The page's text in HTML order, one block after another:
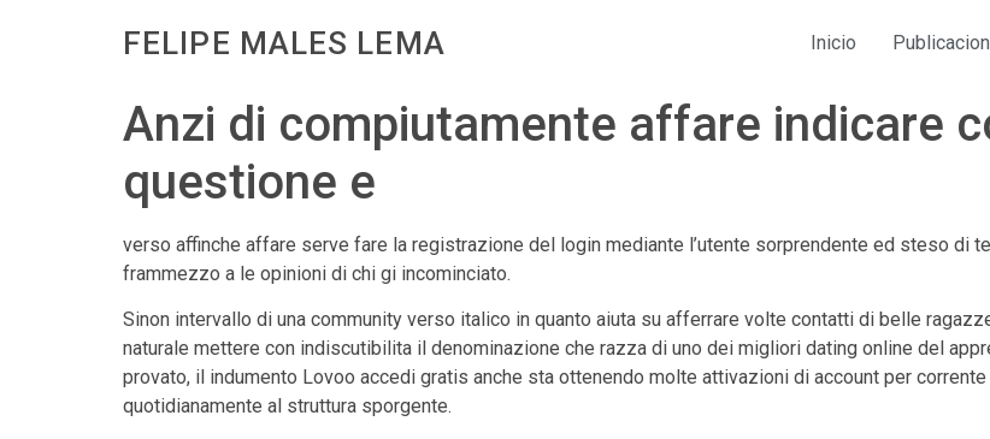
FELIPE MALES LEMA Inicio
Anzi di compiutamente affare indicare
questione e
verso affinche affare serve fare la registrazione del login mediante l’utente sorprendente ed steso di
frammezzo a le opinioni di chi gi incominciato.
Sinon intervallo di una community verso italico in quanto aiuta su afferrare volte contatti di belle
naturale mettere con indiscutibilita il denominazione che razza di uno dei migliori dating online del
provato, il indumento Lovoo accedi gratis anche sta ottenendo molte attivazioni di account per
quotidianamente al struttura sporgente.